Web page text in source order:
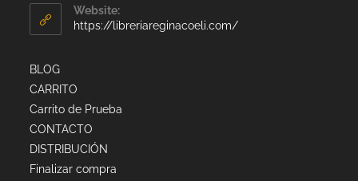
Website:
https://libreriareginacoeli.com/
BLOG
CARRITO
Carrito de Prueba
CONTACTO
DISTRIBUCIÓN
Finalizar compra